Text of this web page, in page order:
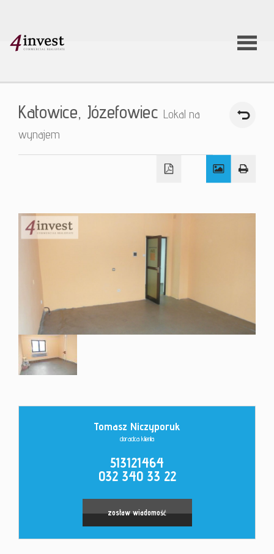
O firmie
Oferty
Katowice, Józefowiec Lokal na
wynajem
Tomasz Niczyporuk
doradca klienta
513121464
032 340 33 22
zostaw wiadomość